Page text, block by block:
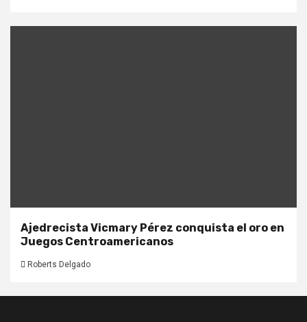
Ajedrecista Vicmary Pérez conquista el oro en
Juegos Centroamericanos
Roberts Delgado